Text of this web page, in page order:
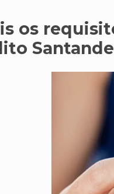
os